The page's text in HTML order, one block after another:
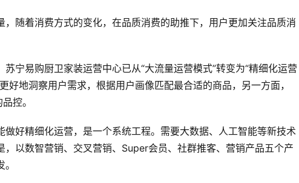
随着消费方式的变化，在品质消费的助推下，用户更加关注品质消
宁易购厨卫家装运营中心已从“大流量运营模式”转变为“精细化运营
好地洞察用户需求，根据用户画像匹配最合适的商品，另一方面，
控。
好精细化运营，是一个系统工程。需要大数据、人工智能等新技术
以数智营销、交叉营销、Super会员、社群推客、营销产品五个产